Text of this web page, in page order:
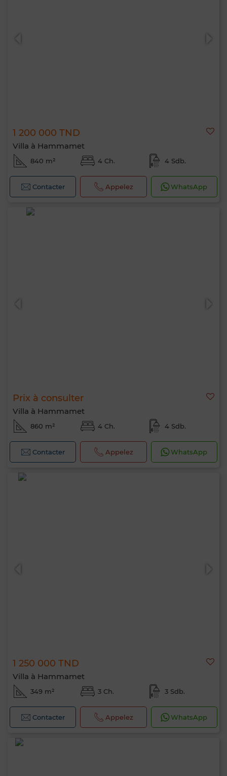
1 200 000 TND
Villa à Hammamet
840 m² 4 Ch. 4 Sdb.
Contacter Appelez WhatsApp
Prix à consulter
Villa à Hammamet
860 m² 4 Ch. 4 Sdb.
Contacter Appelez WhatsApp
1 250 000 TND
Villa à Hammamet
349 m² 3 Ch. 3 Sdb.
Contacter Appelez WhatsApp